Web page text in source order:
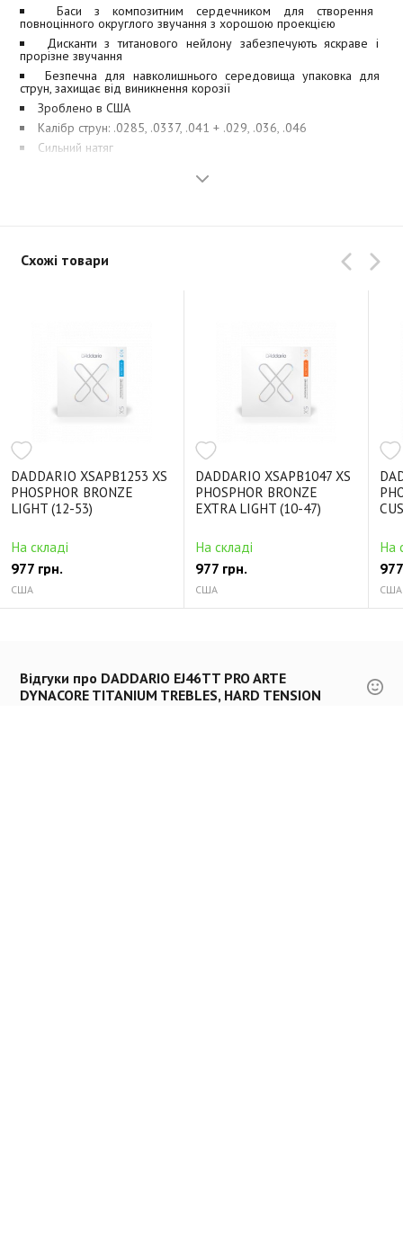
Баси з композитним сердечником для створення
повноцінного округлого звучання з хорошою проекцією
Дисканти з титанового нейлону забезпечують яскраве і
прорізне звучання
Безпечна для навколишнього середовища упаковка для
струн, захищає від виникнення корозії
Зроблено в США
Калібр струн: .0285, .0337, .041 + .029, .036, .046
Сильний натяг
Схожі товари
DADDARIO XSAPB1253 XS
PHOSPHOR BRONZE
LIGHT (12-53)
На складі
977 грн.
США
DADDARIO XSAPB1047 XS
PHOSPHOR BRONZE
EXTRA LIGHT (10-47)
На складі
977 грн.
США
На
США
Відгуки про DADDARIO EJ46TT PRO ARTE
DYNACORE TITANIUM TREBLES, HARD TENSION